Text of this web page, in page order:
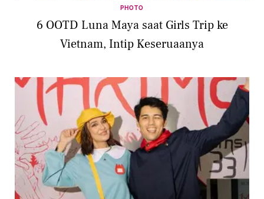
PHOTO
6 OOTD Luna Maya saat Girls Trip ke
Vietnam, Intip Keseruaanya